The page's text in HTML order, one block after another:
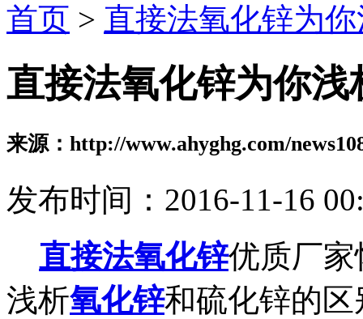
首页 > 直接法氧化锌为
直接法氧化锌为你
来源：http://www.ahyghg.com/
发布时间：2016-11-16
直接法氧化锌优质厂
浅析氧化锌和硫化锌的